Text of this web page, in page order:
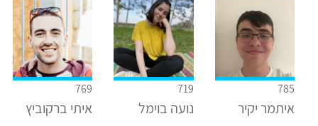
785
איתמר יקיר
719
נועה בוימל
769
איתי ברקוביץ